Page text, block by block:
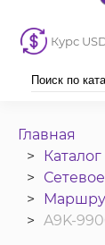
Курс
Главная
Каталог
A9K-